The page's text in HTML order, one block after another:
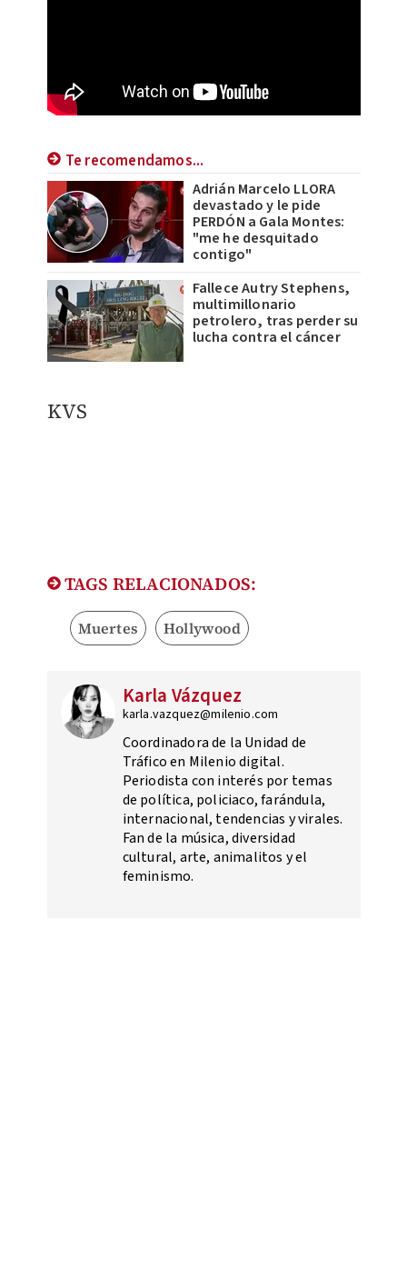
Te recomendamos...
Adrián Marcelo LLORA
devastado y le pide
PERDÓN a Gala Montes:
"me he desquitado
contigo"
Fallece Autry Stephens,
multimillonario
petrolero, tras perder su
lucha contra el cáncer
KVS
TAGS RELACIONADOS:
Muertes Hollywood
Karla Vázquez
karla.vazquez@milenio.com
Coordinadora de la Unidad de
Tráfico en Milenio digital.
Periodista con interés por temas
de política, policiaco, farándula,
internacional, tendencias y virales.
Fan de la música, diversidad
cultural, arte, animalitos y el
feminismo.